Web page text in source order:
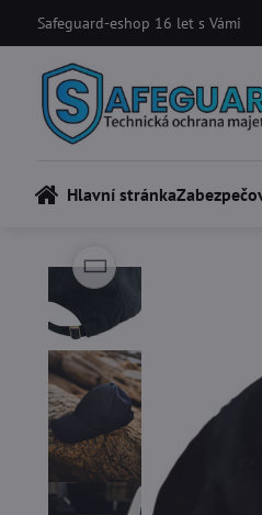
Safeguard-eshop 16 let s Vámi
Hlavní stránka